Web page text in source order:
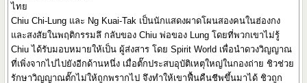
ไทย
Chiu Chi-Lung และ Ng Kuai-Tak เป็นนักแสดงผาดโผนสองคนในฮ่องกง
และสงสัยในพฤติกรรมลึ กลับของ Chiu พ่อของ Lung โดยที่พวกเขาไม่รู้
Chiu ได้รับมอบหมายให้เป็น ผู้ส่งสาร โดย Spirit World เพื่อนำดวงวิญญาณ
ที่เพิ่งจากไปไปยังอีกด้านหนึ่ง เมื่อตั๊กประสบอุบัติเหตุใหญ่ในกองถ่าย ชิวช่วย
รักษาวิญญาณตั๊กไม่ให้ถูกพรากไป จึงทำให้เขาฟื้นคืนชีพขึ้นมาได้ ชิวถูก